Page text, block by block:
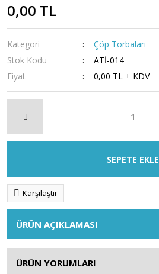
0,00 TL
Kategori
Çöp Torbaları
Stok Kodu
ATİ-014
Fiyat
0,00 TL + KDV
SEPETE EKLE
Karşılaştır
ÜRÜN AÇIKLAMASI
ÜRÜN YORUMLARI